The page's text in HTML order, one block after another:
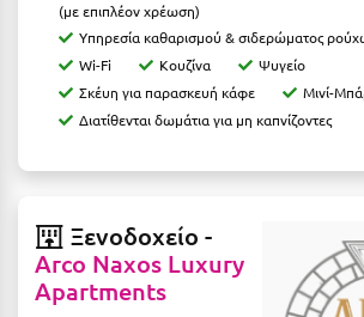
Παράλιο Άστρος
Πάργα
Παρνασσός
Πάτρα
Παύλιανη
(με επιπλέον χρέωση)
Υπηρεσία καθαρισμού & σιδερώματος
Wi-Fi
Κουζίνα
Ψυγείο
Σκέυη για παρασκευή κάφε
Μινί-
Διατίθενται δωμάτια για μη καπνίζοντες
Ξενοδοχείο -
Arco Naxos Luxury
Apartments